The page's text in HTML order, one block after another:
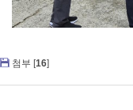
첨부 [16]